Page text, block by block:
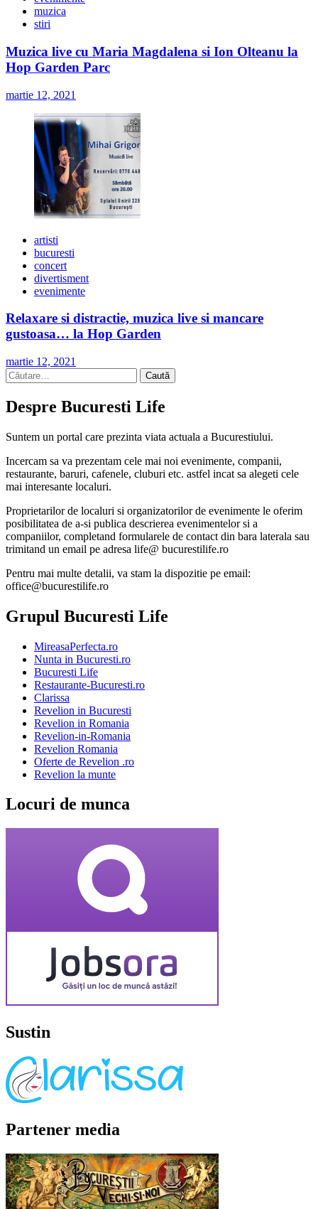
muzica
stiri
Muzica live cu Maria Magdalena si Ion Olteanu la
Hop Garden Parc
martie 12, 2021
artisti
bucuresti
concert
divertisment
evenimente
Relaxare si distractie, muzica live si mancare
gustoasa… la Hop Garden
martie 12, 2021
Caută
după:
Despre Bucuresti Life
Suntem un portal care prezinta viata actuala a Bucurestiului.
Incercam sa va prezentam cele mai noi evenimente, companii,
restaurante, baruri, cafenele, cluburi etc. astfel incat sa alegeti cele
mai interesante localuri.
Proprietarilor de localuri si organizatorilor de evenimente le oferim
posibilitatea de a-si publica descrierea evenimentelor si a
companiilor, completand formularele de contact din bara laterala sau
trimitand un email pe adresa life@ bucurestilife.ro
Pentru mai multe detalii, va stam la dispozitie pe email:
office@bucurestilife.ro
Grupul Bucuresti Life
MireasaPerfecta.ro
Nunta in Bucuresti.ro
Bucuresti Life
Restaurante-Bucuresti.ro
Clarissa
Revelion in Bucuresti
Revelion in Romania
Revelion-in-Romania
Revelion Romania
Oferte de Revelion .ro
Revelion la munte
Locuri de munca
Sustin
Partener media